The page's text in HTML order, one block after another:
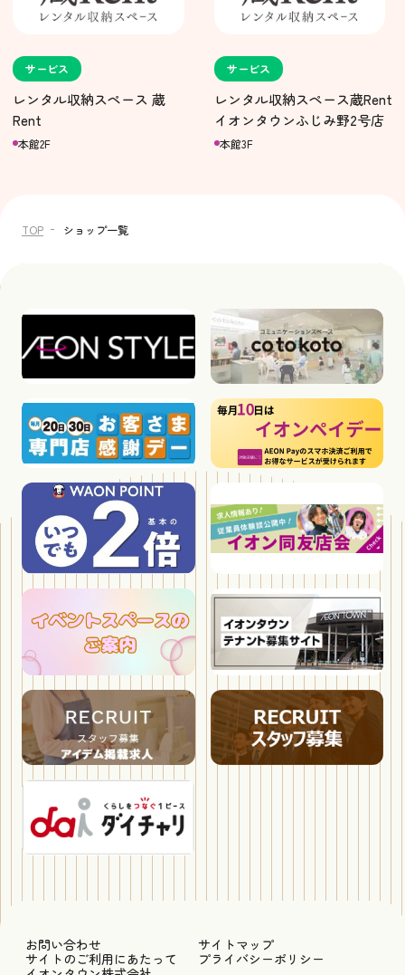
サービス
レンタル収納スペース 蔵
Rent
本館2F
サービス
レンタル収納スペース蔵Rent
イオンタウンふじみ野2号店
本館3F
TOP ショップ一覧
お問い合わせ
サイトマップ
サイトのご利用にあたって
プライバシーポリシー